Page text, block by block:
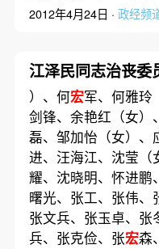
2012年4月24日 · 政经频
江泽民同志治丧委
）、何宏军、何雅玲
剑锋、余艳红（女）
磊、邹加怡（女）、
进、汪海江、沈莹（
耀、沈晓明、怀进鹏
曙光、张工、张伟、
张文兵、张玉卓、张
兵、张克俭、张宏森